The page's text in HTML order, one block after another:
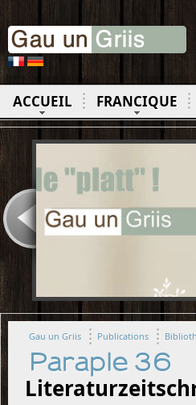
ACCUEIL FRANCIQUE
Gau un Griis Publications
Paraple 36